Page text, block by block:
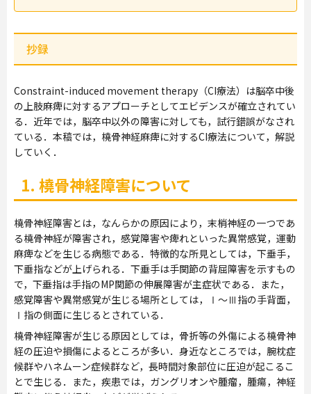
抄録
Constraint-induced movement therapy（CI療法）は脳卒中後
の上肢麻痺に対するアプローチとしてエビデンスが確立されてい
る．近年では，脳卒中以外の障害に対しても，試行錯誤がなされ
ている．本稿では，橈骨神経麻痺に対するCI療法について，解説
していく．
1. 橈骨神経障害について
橈骨神経障害とは，なんらかの原因により，末梢神経の一つであ
る橈骨神経が障害され，感覚障害や痺れといった異常感覚，運動
麻痺などを生じる病態である．特徴的な所見としては，下垂手，
下垂指などが上げられる．下垂手は手関節の背屈障害を示すもの
で，下垂指は手指のMP関節の伸展障害が主症状である．また，
感覚障害や異常感覚が生じる場所としては，Ⅰ〜Ⅲ指の手背面，
Ⅰ指の側面に生じるとされている．
橈骨神経障害が生じる原因としては，骨折等の外傷による橈骨神
経の圧迫や損傷によるところが多い．身近なところでは，腕枕症
候群やハネムーン症候群など，長時間対象部位に圧迫が起こるこ
とで生じる．また，疾患では，ガングリオンや腫瘤，腫瘍，神経